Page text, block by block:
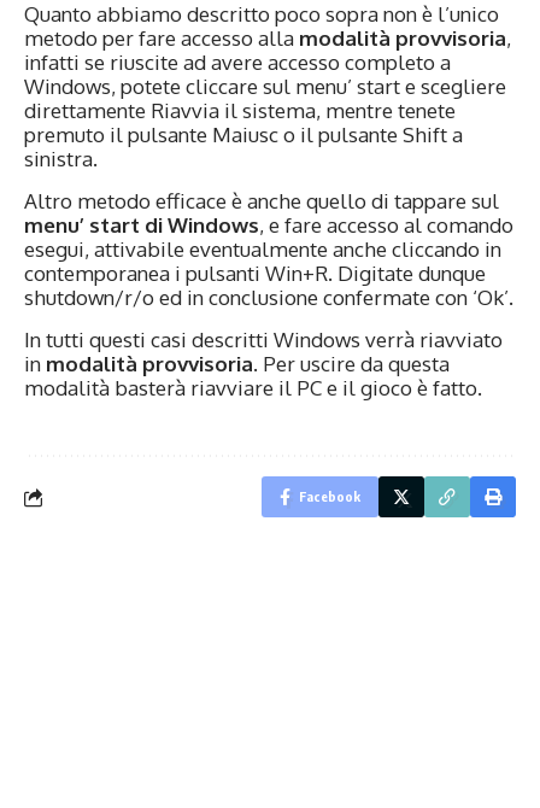
Quanto abbiamo descritto poco sopra non è l’unico
metodo per fare accesso alla modalità provvisoria,
infatti se riuscite ad avere accesso completo a
Windows, potete cliccare sul menu’ start e scegliere
direttamente Riavvia il sistema, mentre tenete
premuto il pulsante Maiusc o il pulsante Shift a
sinistra.
Altro metodo efficace è anche quello di tappare sul
menu’ start di Windows, e fare accesso al comando
esegui, attivabile eventualmente anche cliccando in
contemporanea i pulsanti Win+R. Digitate dunque
shutdown/r/o ed in conclusione confermate con ‘Ok’.
In tutti questi casi descritti Windows verrà riavviato
in modalità provvisoria. Per uscire da questa
modalità basterà riavviare il PC e il gioco è fatto.
Facebook